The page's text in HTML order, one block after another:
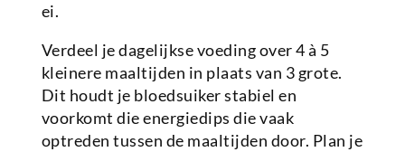
ei.
Verdeel je dagelijkse voeding over 4 à 5
kleinere maaltijden in plaats van 3 grote.
Dit houdt je bloedsuiker stabiel en
voorkomt die energiedips die vaak
optreden tussen de maaltijden door. Plan je